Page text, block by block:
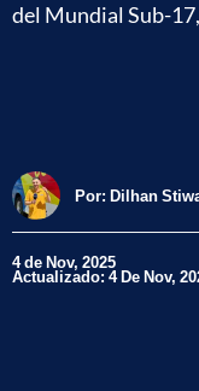
del Mundial Sub-
Por: Dilhan
4 de Nov, 2025
Actualizado: 4 De Nov,